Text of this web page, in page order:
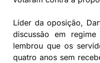
Líder da oposição,
discussão em
lembrou que os
quatro anos sem